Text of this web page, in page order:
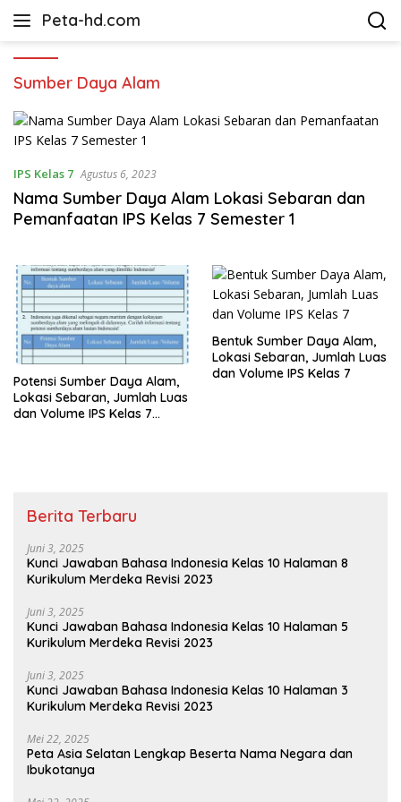
Peta-hd.com
Kumpulan
HD
Sumber Daya Alam
IPS Kelas 7 Agustus 6, 2023
Nama Sumber Daya Alam Lokasi Sebaran dan
Pemanfaatan IPS Kelas 7 Semester 1
Potensi Sumber Daya Alam,
Lokasi Sebaran, Jumlah Luas
dan Volume IPS Kelas 7
Bentuk Sumber Daya Alam,
Lokasi Sebaran, Jumlah Luas
dan Volume IPS Kelas 7
Berita Terbaru
Juni 3, 2025
Kunci Jawaban Bahasa Indonesia Kelas 10 Halaman 8
Kurikulum Merdeka Revisi 2023
Juni 3, 2025
Kunci Jawaban Bahasa Indonesia Kelas 10 Halaman 5
Kurikulum Merdeka Revisi 2023
Juni 3, 2025
Kunci Jawaban Bahasa Indonesia Kelas 10 Halaman 3
Kurikulum Merdeka Revisi 2023
Mei 22, 2025
Peta Asia Selatan Lengkap Beserta Nama Negara dan
Ibukotanya